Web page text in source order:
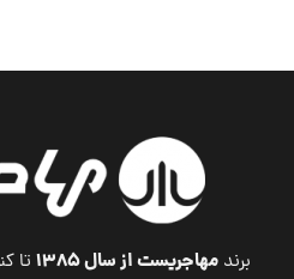
برندمهاجریست از سال ۱۳۸۵